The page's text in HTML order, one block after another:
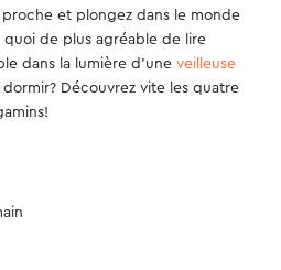
et plongez dans le monde
quoi de plus agréable de lire
dans la lumière d’une veilleuse
dormir? Découvrez vite les quatre